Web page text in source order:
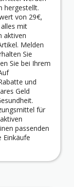
hergestellt.
von 29€,
mit
aktiven
Melden
Sie
Sie bei Ihrem
und
Geld
für
passenden
Einkäufe